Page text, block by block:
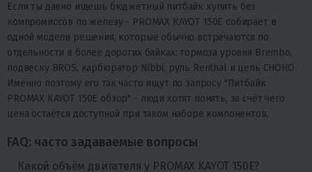
Если ты давно ищешь бюджетный питбайк купить без
компромиссов по железу - PROMAX KAYOT 150E собирает в
одной модели решения, которые обычно встречаются по
отдельности в более дорогих байках: тормоза уровня Brembo,
подвеску BROS, карбюратор Nibbi, руль Renthal и цепь CHOHO.
Именно поэтому его так часто ищут по запросу "Питбайк
PROMAX KAYOT 150E обзор" - люди хотят понять, за счёт чего
цена остаётся доступной при таком наборе компонентов.
FAQ: часто задаваемые вопросы
Какой объём двигателя у PROMAX KAYOT 150E?